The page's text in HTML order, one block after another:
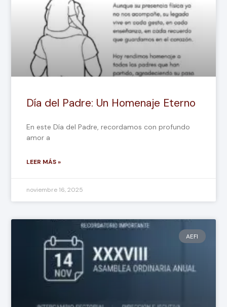
Día del Padre: Un Homenaje Eterno
En este Día del Padre, recordamos con profundo
amor a
LEER MÁS »
noviembre 16, 2025
AEFI